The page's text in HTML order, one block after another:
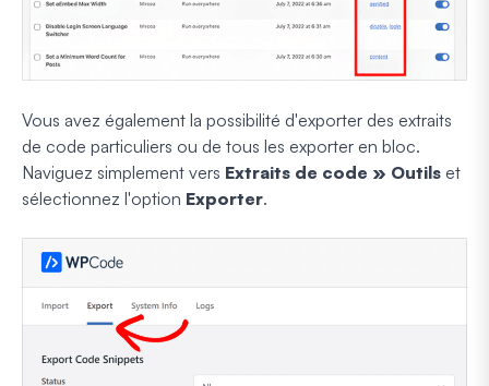
Vous avez également la possibilité d'exporter des extraits
de code particuliers ou de tous les exporter en bloc.
Naviguez simplement vers Extraits de code » Outils et
sélectionnez l'option Exporter.